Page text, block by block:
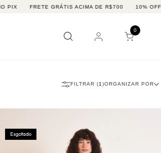
FRETE GRÁTIS ACIMA DE R$700 10% OFF NA
0
ORGANIZAR POR
FILTRAR (1 )
Esgotado